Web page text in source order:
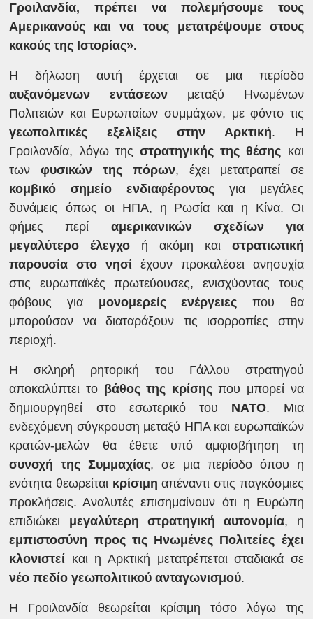
Γροιλανδία, πρέπει να πολεμήσουμε τους
Αμερικανούς και να τους μετατρέψουμε στους
κακούς της Ιστορίας».
Η δήλωση αυτή έρχεται σε μια περίοδο
αυξανόμενων εντάσεων μεταξύ Ηνωμένων
Πολιτειών και Ευρωπαίων συμμάχων, με φόντο τις
γεωπολιτικές εξελίξεις στην Αρκτική. Η
Γροιλανδία, λόγω της στρατηγικής της θέσης και
τωνφυσικών της πόρων, έχει μετατραπεί σε
κομβικό σημείο ενδιαφέροντος για μεγάλες
δυνάμεις όπως οι ΗΠΑ, η Ρωσία και η Κίνα. Οι
φήμες περί αμερικανικών σχεδίων για
μεγαλύτερο έλεγχο ή ακόμη και στρατιωτική
παρουσία στο νησί έχουν προκαλέσει ανησυχία
στις ευρωπαϊκές πρωτεύουσες, ενισχύοντας τους
φόβους για μονομερείς ενέργειες που θα
μπορούσαν να διαταράξουν τις ισορροπίες στην
περιοχή.
Η σκληρή ρητορική του Γάλλου στρατηγού
αποκαλύπτει το βάθος της κρίσηςπου μπορεί να
δημιουργηθεί στο εσωτερικό του ΝΑΤΟ. Μια
ενδεχόμενη σύγκρουση μεταξύ ΗΠΑ και ευρωπαϊκών
κρατών-μελών θα έθετε υπό αμφισβήτηση τη
συνοχή της Συμμαχίας, σε μια περίοδο όπου η
ενότητα θεωρείται κρίσιμη απέναντι στις παγκόσμιες
προκλήσεις. Αναλυτές επισημαίνουν ότι η Ευρώπη
επιδιώκει μεγαλύτερη στρατηγική αυτονομία, η
εμπιστοσύνη προς τις Ηνωμένες Πολιτείες έχει
κλονιστεί και η Αρκτική μετατρέπεται σταδιακά σε
νέο πεδίο γεωπολιτικού ανταγωνισμού.
Η Γροιλανδία θεωρείται κρίσιμη τόσο λόγω της